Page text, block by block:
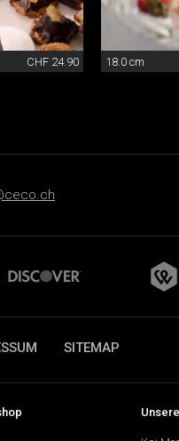
CHF 24.90 18.0 cm
SITEMAP